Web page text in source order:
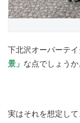
下北沢オーバーテイ
景」 な点でしょうか
実はそれを想定して